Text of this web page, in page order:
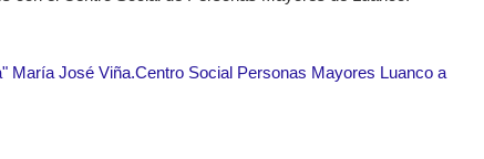
María José Viña.Centro Social Personas Mayores Luanco a